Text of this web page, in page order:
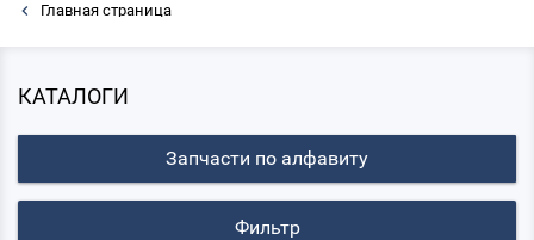
Главная страница
КАТАЛОГИ
Запчасти по алфавиту
Фильтр